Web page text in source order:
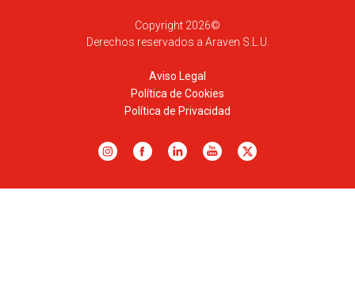
Copyright 2026©
Derechos reservados a Araven S.L.U.
Aviso Legal
Política de Cookies
Política de Privacidad